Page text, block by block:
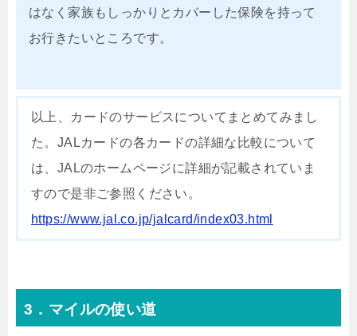
はなく家族もしっかりとカバーした保険を持って
お行きたいところです。
以上、カードのサービスについてまとめてみまし
た。JALカードの各カードの詳細な比較について
は、JALのホームページに詳細が記載されていま
すので是非ご参照ください。
https://www.jal.co.jp/jalcard/index03.html
3．マイルの使い道